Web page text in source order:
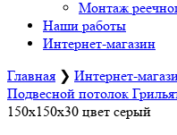
Монтаж
Наши работы
Интернет-магазин
Главная ❯ Интернет-
Подвесной потолок
150х150х30 цвет серый